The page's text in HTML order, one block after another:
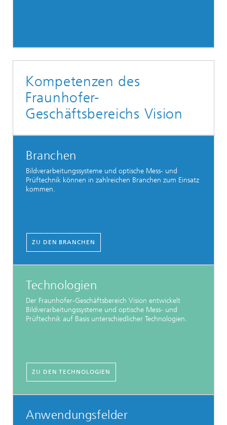
Kompetenzen des
Fraunhofer-
Geschäftsbereichs Vision
Branchen
Bildverarbeitungssysteme und optische Mess- und
Prüftechnik können in zahlreichen Branchen zum Einsatz
kommen.
ZU DEN BRANCHEN
Technologien
Der Fraunhofer-Geschäftsbereich Vision entwickelt
Bildverarbeitungssysteme und optische Mess- und
Prüftechnik auf Basis unterschiedlicher Technologien.
ZU DEN TECHNOLOGIEN
Anwendungsfelder